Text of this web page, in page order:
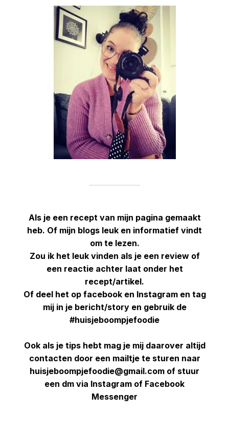
Als je een recept van mijn pagina gemaakt
heb. Of mijn blogs leuk en informatief vindt
om te lezen.
Zou ik het leuk vinden als je een review of
een reactie achter laat onder het
recept/artikel.
Of deel het op facebook en Instagram en tag
mij in je bericht/story en gebruik de
#huisjeboompjefoodie
Ook als je tips hebt mag je mij daarover altijd
contacten door een mailtje te sturen naar
huisjeboompjefoodie@gmail.com of stuur
een dm via Instagram of Facebook
Messenger